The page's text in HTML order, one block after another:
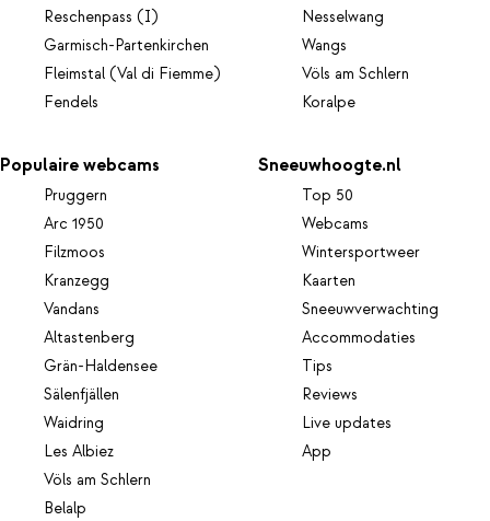
Reschenpass (I)
Garmisch-Partenkirchen
Fleimstal (Val di Fiemme)
Fendels
Nesselwang
Wangs
Völs am Schlern
Koralpe
Populaire webcams
Pruggern
Arc 1950
Filzmoos
Kranzegg
Vandans
Altastenberg
Grän-Haldensee
Sälenfjällen
Waidring
Les Albiez
Völs am Schlern
Belalp
Sneeuwhoogte.nl
Top 50
Webcams
Wintersportweer
Kaarten
Sneeuwverwachting
Accommodaties
Tips
Reviews
Live updates
App